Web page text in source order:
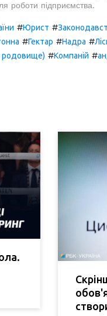
роботи підприємства.
#Юрист #
#Гектар #Надра #
родовище) #Компаній #